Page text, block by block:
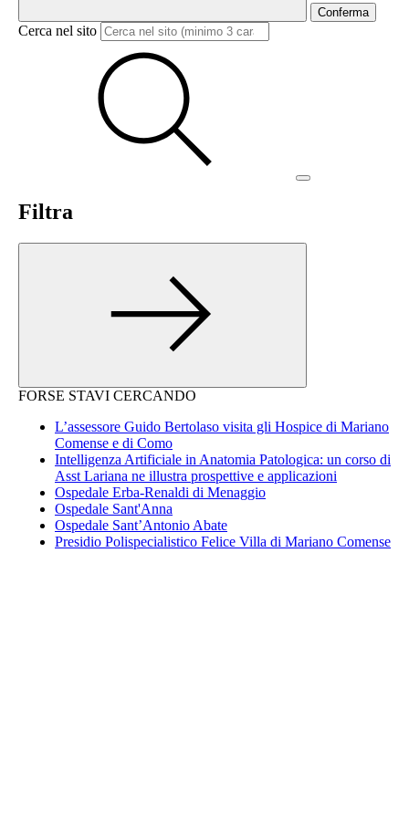
Conferma
Cerca nel sito
Filtra
FORSE STAVI CERCANDO
L’assessore Guido Bertolaso visita gli Hospice di Mariano
Comense e di Como
Intelligenza Artificiale in Anatomia Patologica: un corso di
Asst Lariana ne illustra prospettive e applicazioni
Ospedale Erba-Renaldi di Menaggio
Ospedale Sant'Anna
Ospedale Sant’Antonio Abate
Presidio Polispecialistico Felice Villa di Mariano Comense